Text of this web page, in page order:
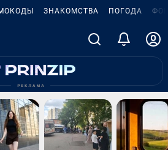
ЗНАКОМСТВА ПОГОДА